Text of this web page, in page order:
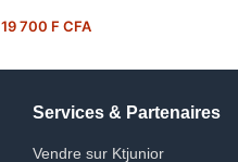
19 700 F CFA
Services & Partenaires
Vendre sur Ktjunior